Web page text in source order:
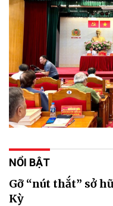
NỔI BẬT
Gỡ “nút thắt” sở
Kỳ